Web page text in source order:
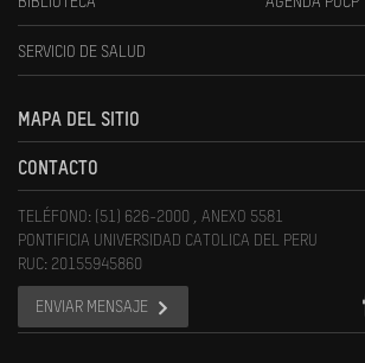
SERVICIO DE SALUD
MAPA DEL SITIO
CONTACTO
TELÉFONO: (51) 626-2000 , ANEXO 5581
PONTIFICIA UNIVERSIDAD CATOLICA DEL PERU
RUC: 20155945860
ENVIAR MENSAJE